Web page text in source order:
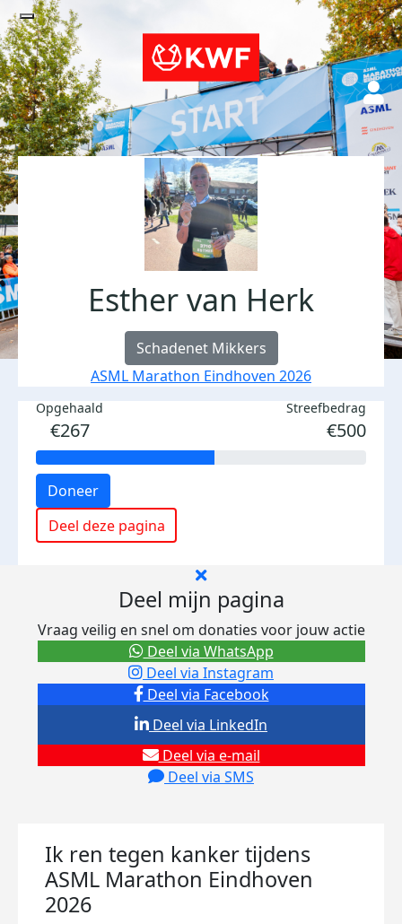
Esther van Herk
Schadenet Mikkers
ASML Marathon Eindhoven 2026
Opgehaald
€267
Streefbedrag
€500
Doneer
Deel deze pagina
Deel mijn pagina
Vraag veilig en snel om donaties voor jouw actie
Deel via Facebook
Deel via Instagram
Deel via e-mail
Deel via SMS
Deel via LinkedIn
Deel via WhatsApp
Ik ren tegen kanker tijdens
ASML Marathon Eindhoven
2026